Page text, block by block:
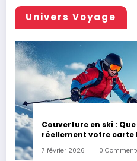
Univers Voyage
Couverture en ski :
réellement votre carte
7 février 2026 0